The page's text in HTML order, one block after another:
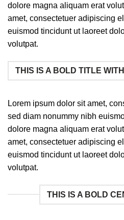
dolore magna aliquam erat
amet, consectetuer adipiscing
euismod tincidunt ut laoreet
volutpat.
THIS IS A BOLD TITLE
Lorem ipsum dolor sit amet,
sed diam nonummy nibh
dolore magna aliquam erat
amet, consectetuer adipiscing
euismod tincidunt ut laoreet
volutpat.
THIS IS A BOLD